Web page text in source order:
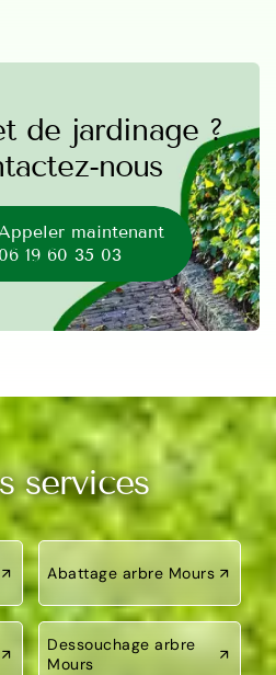
de jardinage ?
nous
Appeler maintenant
06 19 60 35 03
services
Abattage arbre Mours
Dessouchage arbre
Mours